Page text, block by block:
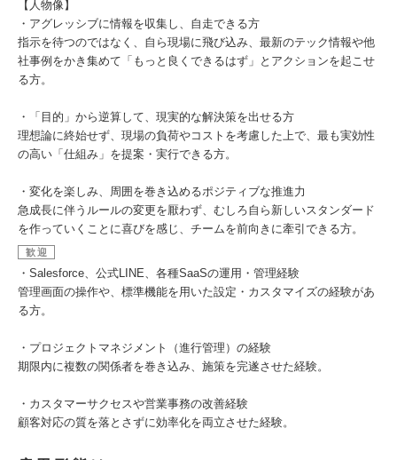
【人物像】
・アグレッシブに情報を収集し、自走できる方
指示を待つのではなく、自ら現場に飛び込み、最新のテック情報や他
社事例をかき集めて「もっと良くできるはず」とアクションを起こせ
る方。
・「目的」から逆算して、現実的な解決策を出せる方
理想論に終始せず、現場の負荷やコストを考慮した上で、最も実効性
の高い「仕組み」を提案・実行できる方。
・変化を楽しみ、周囲を巻き込めるポジティブな推進力
急成長に伴うルールの変更を厭わず、むしろ自ら新しいスタンダード
を作っていくことに喜びを感じ、チームを前向きに牽引できる方。
歓迎
・Salesforce、公式LINE、各種SaaSの運用・管理経験
管理画面の操作や、標準機能を用いた設定・カスタマイズの経験があ
る方。
・プロジェクトマネジメント（進行管理）の経験
期限内に複数の関係者を巻き込み、施策を完遂させた経験。
・カスタマーサクセスや営業事務の改善経験
顧客対応の質を落とさずに効率化を両立させた経験。